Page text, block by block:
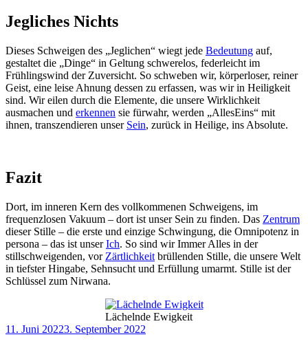
Jegliches Nichts
Dieses Schweigen des „Jeglichen“ wiegt jede Bedeutung auf,
gestaltet die „Dinge“ in Geltung schwerelos, federleicht im
Frühlingswind der Zuversicht. So schweben wir, körperloser, reiner
Geist, eine leise Ahnung dessen zu erfassen, was wir in Heiligkeit
sind. Wir eilen durch die Elemente, die unsere Wirklichkeit
ausmachen und erkennen sie fürwahr, werden „AllesEins“ mit
ihnen, transzendieren unser Sein, zurück in Heilige, ins Absolute.
Fazit
Dort, im inneren Kern des vollkommenen Schweigens, im
frequenzlosen Vakuum – dort ist unser Sein zu finden. Das Zentrum
dieser Stille – die erste und einzige Schwingung, die Omnipotenz in
persona – das ist unserIch. So sind wir Immer Alles in der
stillschweigenden, vor Zärtlichkeit brüllenden Stille, die unsere Welt
in tiefster Hingabe, Sehnsucht und Erfüllung umarmt. Stille ist der
Schlüssel zum Nirwana.
Lächelnde Ewigkeit
Veröffentlicht
11. Juni 20223. September 2022